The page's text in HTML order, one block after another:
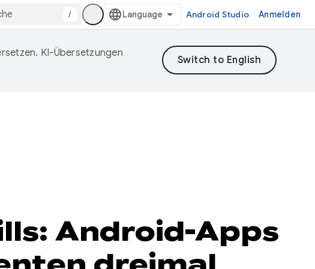
/ Android Studio Anmelden
KI-Übersetzungen
Android-Apps